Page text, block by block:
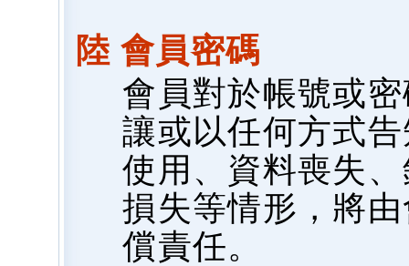
陸 會員密碼
會員對於帳號或
讓或以任何方式
使用、資料喪失
損失等情形，將
償責任。